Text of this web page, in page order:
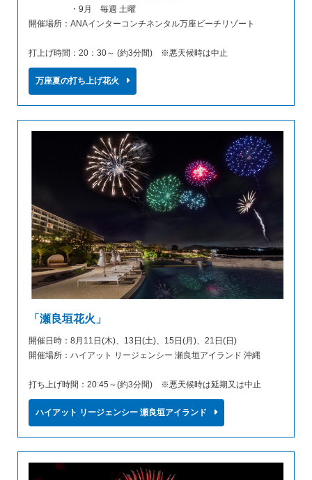
・9月 毎週 土曜
開催場所：ANAインターコンチネンタル万座ビーチリゾート
打上げ時間：20：30～ (約3分間) ※悪天候時は中止
万座夏の打ち上げ花火
「瀬良垣花火」
開催日時：8月11日(木)、13日(土)、15日(月)、21日(日)
開催場所：ハイアット リージェンシー 瀬良垣アイランド 沖縄
打ち上げ時間：20:45～(約3分間) ※悪天候時は延期又は中止
ハイアット リージェンシー 瀬良垣アイランド